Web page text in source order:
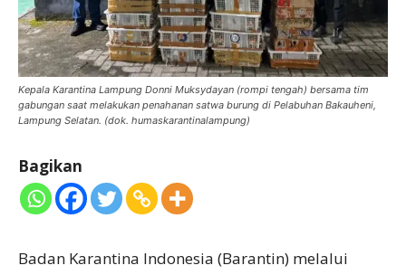
Kepala Karantina Lampung Donni Muksydayan (rompi tengah) bersama tim
gabungan saat melakukan penahanan satwa burung di Pelabuhan Bakauheni,
Lampung Selatan. (dok. humaskarantinalampung)
Bagikan
Badan Karantina Indonesia (Barantin) melalui